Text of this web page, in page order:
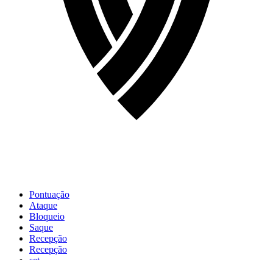
Pontuação
Ataque
Bloqueio
Saque
Recepção
Recepção